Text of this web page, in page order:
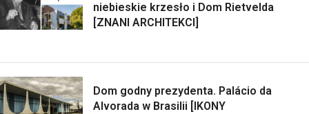
niebieskie krzesło i Dom Rietvelda
[ZNANI ARCHITEKCI]
Dom godny prezydenta. Palácio da
Alvorada w Brasilii [IKONY